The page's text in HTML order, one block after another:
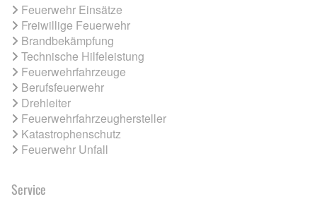
Feuerwehr Einsätze
Freiwillige Feuerwehr
Brandbekämpfung
Technische Hilfeleistung
Feuerwehrfahrzeuge
Berufsfeuerwehr
Drehleiter
Feuerwehrfahrzeughersteller
Katastrophenschutz
Feuerwehr Unfall
Service